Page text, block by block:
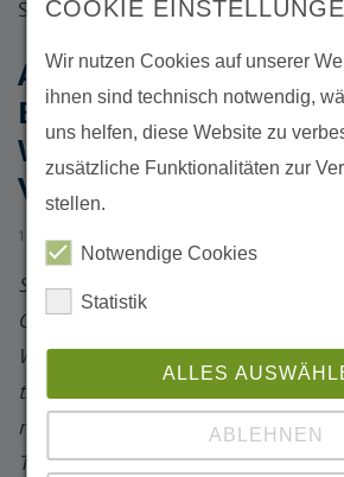
AN DER SERNITZ
BAGGER: TOMOOROW
WIEDERVERNÄSSUNG
VORAN
18.02.2026
Sernitz-Torfwiesen werden wieder
Greiffenberg (Angermünde) gehen
Wiedervernässung der Torfwiesen
toMOORow in die nächste Runde.
natürlichen Wasserhaushalt zu
Treibhausgasemissionen aus
Succow Stiftung /F. Frucht
COOKIE
Wir nutzen Cookies auf unserer
ihnen sind technisch notwendig,
uns helfen, diese Website zu
zusätzliche Funktionalitäten zur
stellen.
Notwendige Cookies
Statistik
ALLES
ABLEHNEN